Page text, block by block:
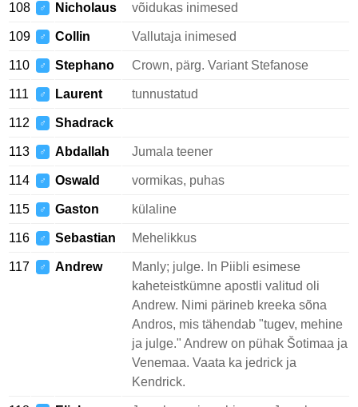
108 ♂ Nicholaus võidukas inimesed
109 ♂ Collin Vallutaja inimesed
110 ♂ Stephano Crown, pärg. Variant Stefanose
111 ♂ Laurent tunnustatud
112 ♂ Shadrack
113 ♂ Abdallah Jumala teener
114 ♂ Oswald vormikas, puhas
115 ♂ Gaston külaline
116 ♂ Sebastian Mehelikkus
117 ♂ Andrew
Manly; julge. In Piibli esimese
kaheteistkümne apostli valitud oli
Andrew. Nimi pärineb kreeka sõna
Andros, mis tähendab "tugev, mehine
ja julge." Andrew on pühak Šotimaa ja
Venemaa. Vaata ka jedrick ja
Kendrick.